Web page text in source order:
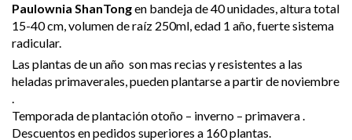
Paulownia ShanTongen bandeja de 40 unidades, altura total
15-40 cm, volumen de raíz 250ml, edad 1 año, fuerte sistema
radicular.
Las plantas de un año son mas recias y resistentes a las
heladas primaverales, pueden plantarse a partir de noviembre
.
Temporada de plantación otoño – inverno – primavera .
Descuentos en pedidos superiores a 160 plantas.